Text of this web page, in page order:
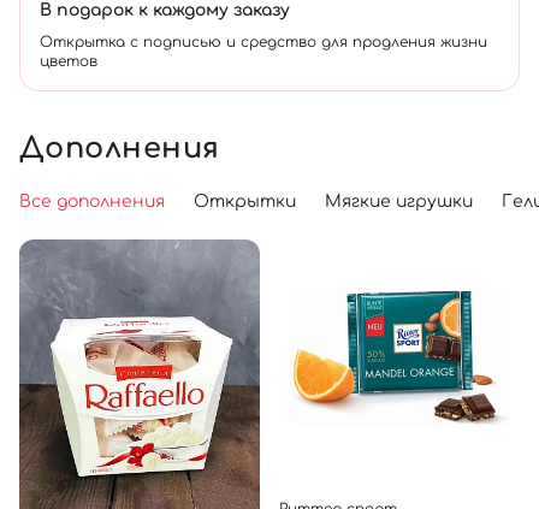
В подарок к каждому заказу
Открытка с подписью и средство для продления жизни
цветов
Дополнения
Все дополнения Открытки Мягкие игрушки